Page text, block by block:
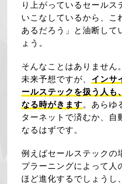
り上がっているセールス
いこなしているから、こ
あるだろう」と油断して
ょう。
そんなことはありません
未来予想ですが、 インサ
ールステックを扱う人も
なる時がきます。あらゆ
ターネットで済むか、自
なるはずです。
例えばセールステックの
プラーニングによって人
ほど進化するでしょうし